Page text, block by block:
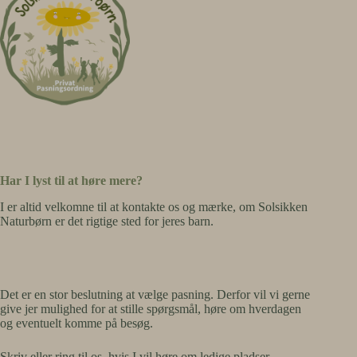
Har I lyst til at høre mere?
I er altid velkomne til at kontakte os og mærke, om Solsikken
Naturbørn er det rigtige sted for jeres barn.
Det er en stor beslutning at vælge pasning. Derfor vil vi gerne
give jer mulighed for at stille spørgsmål, høre om hverdagen
og eventuelt komme på besøg.
maps.gstatic.com
secure.gravatar.com
api.answerly.io
d3gt1urn7320t9.cloudfront.net
fcdn.answerly.io
fx_profilematching.safetoopen.com
newassets.hcaptcha.com
solsikkenprivatpas13425.zapwp.com
static.xx.fbcdn.net
storage.googleapis.com